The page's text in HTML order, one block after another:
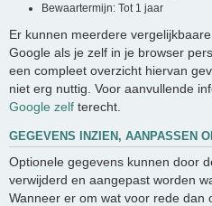
Bewaartermijn: Tot 1 jaar
Er kunnen meerdere
Google als je zelf in je browser
een compleet overzicht hiervan
niet erg nuttig. Voor aanvullende
Google zelf terecht.
GEGEVENS INZIEN, AANPASSEN
Optionele gegevens kunnen door
verwijderd en aangepast worden
Wanneer er om wat voor rede dan